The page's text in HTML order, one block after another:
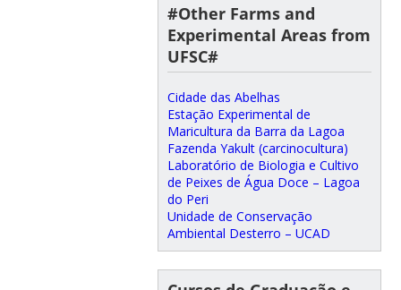
#Other Farms and
Experimental Areas from
UFSC#
Cidade das Abelhas
Estação Experimental de
Maricultura da Barra da Lagoa
Fazenda Yakult (carcinocultura)
Laboratório de Biologia e Cultivo
de Peixes de Água Doce – Lagoa
do Peri
Unidade de Conservação
Ambiental Desterro – UCAD